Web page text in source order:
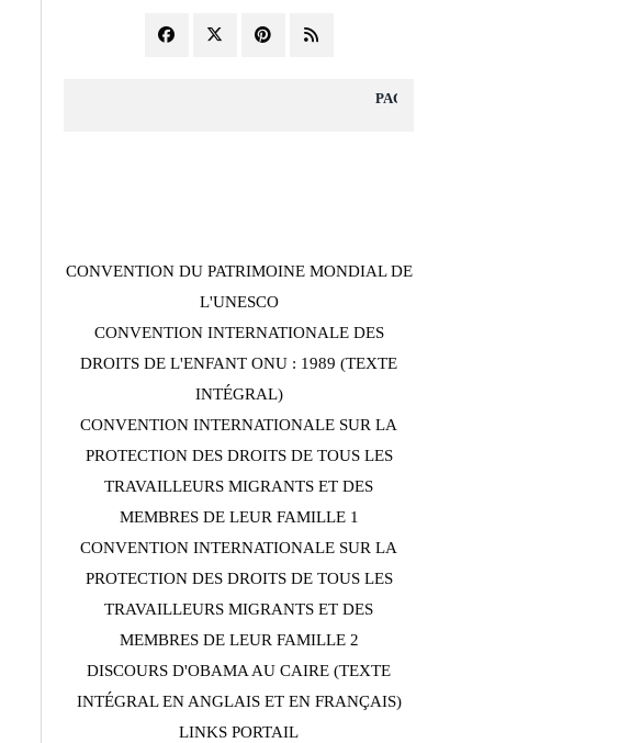
PAGES DIVERS
CONVENTION DU PATRIMOINE MONDIAL DE
L'UNESCO
CONVENTION INTERNATIONALE DES
DROITS DE L'ENFANT ONU : 1989 (TEXTE
INTÉGRAL)
CONVENTION INTERNATIONALE SUR LA
PROTECTION DES DROITS DE TOUS LES
TRAVAILLEURS MIGRANTS ET DES
MEMBRES DE LEUR FAMILLE 1
CONVENTION INTERNATIONALE SUR LA
PROTECTION DES DROITS DE TOUS LES
TRAVAILLEURS MIGRANTS ET DES
MEMBRES DE LEUR FAMILLE 2
DISCOURS D'OBAMA AU CAIRE (TEXTE
INTÉGRAL EN ANGLAIS ET EN FRANÇAIS)
LINKS PORTAIL